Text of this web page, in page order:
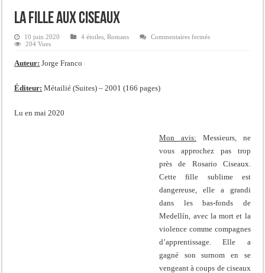
La fille aux ciseaux
10 juin 2020 4 étoiles ,Romans Commentaires ferméssur
204 Vues
Auteur: Jorge Franco
Éditeur: Métailié (Suites) – 2001 (166 pages)
Lu en mai 2020
Mon avis: Messieurs, ne
vous approchez pas trop
près de Rosario Ciseaux.
Cette fille sublime est
dangereuse, elle a grandi
dans les bas-fonds de
Medellín, avec la mort et la
violence comme compagnes
d’apprentissage. Elle a
gagné son surnom en se
vengeant à coups de ciseaux